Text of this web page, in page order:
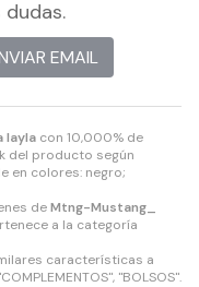
layla con 10,000% de
del producto según
en colores: negro;
deMtng-Mustang_
a la categoría
características a
"BOLSOS".
EMAIL